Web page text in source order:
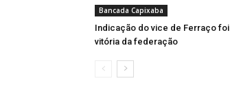
Bancada Capixaba
Indicação do vice de Ferraço foi
vitória da federação